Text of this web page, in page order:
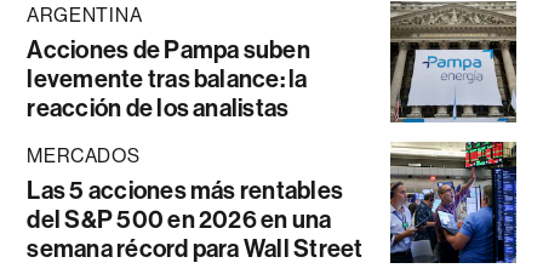
ARGENTINA
Acciones de Pampa suben
levemente tras balance: la
reacción de los analistas
MERCADOS
Las 5 acciones más rentables
del S&P 500 en 2026 en una
semana récord para Wall Street